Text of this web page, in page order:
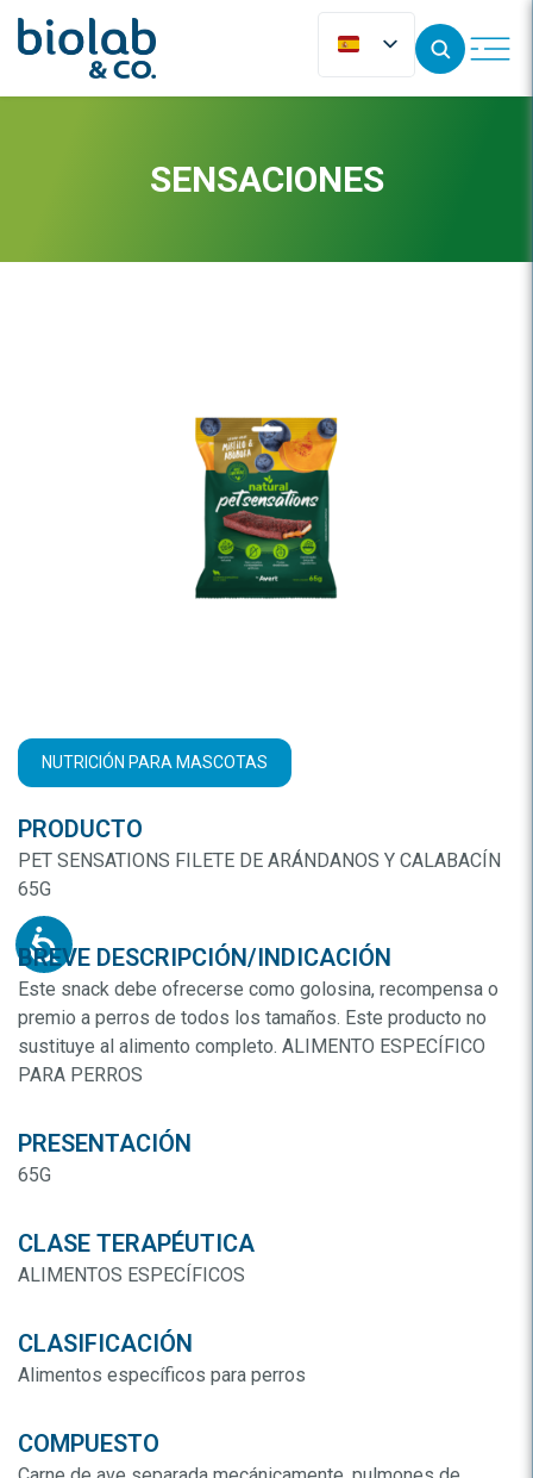
SENSACIONES
NUTRICIÓN PARA MASCOTAS
PRODUCTO
PET SENSATIONS FILETE DE ARÁNDANOS Y CALABACÍN
65G
BREVE DESCRIPCIÓN/INDICACIÓN
Este snack debe ofrecerse como golosina, recompensa o
premio a perros de todos los tamaños. Este producto no
sustituye al alimento completo. ALIMENTO ESPECÍFICO
PARA PERROS
PRESENTACIÓN
65G
CLASE TERAPÉUTICA
ALIMENTOS ESPECÍFICOS
CLASIFICACIÓN
Alimentos específicos para perros
COMPUESTO